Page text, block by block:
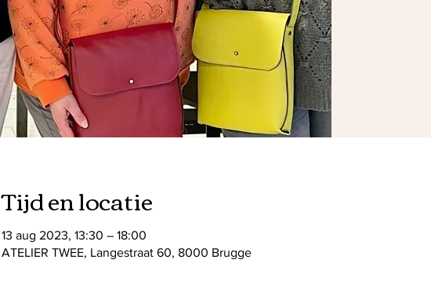
Tijd en locatie
13 aug 2023, 13:30 – 18:00
ATELIER TWEE, Langestraat 60, 8000 Brugge